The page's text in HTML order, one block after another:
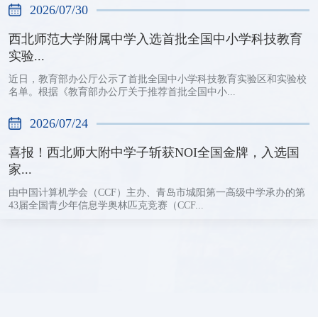
2026/07/30
西北师范大学附属中学入选首批全国中小学科技教育
实验...
近日，教育部办公厅公示了首批全国中小学科技教育实验区和实验校
名单。根据《教育部办公厅关于推荐首批全国中小...
2026/07/24
喜报！西北师大附中学子斩获NOI全国金牌，入选国
家...
由中国计算机学会（CCF）主办、青岛市城阳第一高级中学承办的第
43届全国青少年信息学奥林匹克竞赛（CCF...